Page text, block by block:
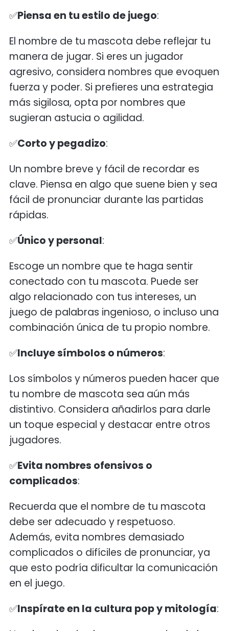
✅Piensa en tu estilo de juego:
El nombre de tu mascota debe reflejar tu
manera de jugar. Si eres un jugador
agresivo, considera nombres que evoquen
fuerza y poder. Si prefieres una estrategia
más sigilosa, opta por nombres que
sugieran astucia o agilidad.
✅Corto y pegadizo:
Un nombre breve y fácil de recordar es
clave. Piensa en algo que suene bien y sea
fácil de pronunciar durante las partidas
rápidas.
✅Único y personal:
Escoge un nombre que te haga sentir
conectado con tu mascota. Puede ser
algo relacionado con tus intereses, un
juego de palabras ingenioso, o incluso una
combinación única de tu propio nombre.
✅Incluye símbolos o números:
Los símbolos y números pueden hacer que
tu nombre de mascota sea aún más
distintivo. Considera añadirlos para darle
un toque especial y destacar entre otros
jugadores.
✅Evita nombres ofensivos o
complicados:
Recuerda que el nombre de tu mascota
debe ser adecuado y respetuoso.
Además, evita nombres demasiado
complicados o difíciles de pronunciar, ya
que esto podría dificultar la comunicación
en el juego.
✅Inspírate en la cultura pop y mitología: